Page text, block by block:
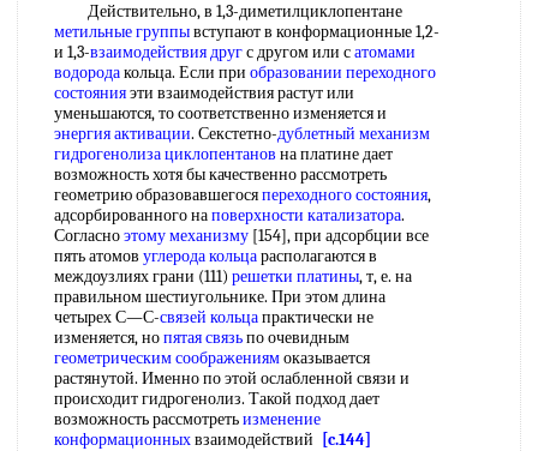
Действительно, в 1,3-диметилциклопентане
метильные группывступают в конформационные 1,2-
и 1,3-взаимодействия другс другом или сатомами
водородакольца. Если при образовании переходного
состоянияэти взаимодействия растут или
уменьшаются, то соответственно изменяется и
энергия активации. Секстетно-дублетный механизм
гидрогенолиза циклопентанов на платине дает
возможность хотя бы качественно рассмотреть
геометрию образовавшегосяпереходного состояния,
адсорбированного наповерхности катализатора.
Согласноэтому механизму [154], при адсорбции все
пять атомов углерода кольцарасполагаются в
междоузлиях грани (111) решетки платины, т, е. на
правильном шестиугольнике. При этом длина
четырех С—С-связей кольцапрактически не
изменяется, нопятая связьпо очевидным
геометрическим соображениямоказывается
растянутой. Именно по этой ослабленной связи и
происходит гидрогенолиз. Такой подход дает
возможность рассмотретьизменение
конформационныхвзаимодействий
[c.144]